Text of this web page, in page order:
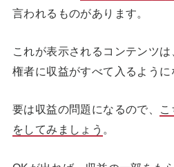
言われるものがあります。
これが表示されるコンテンツ
権者に収益がすべて入るように
要は収益の問題になるので、
をしてみましょう 。